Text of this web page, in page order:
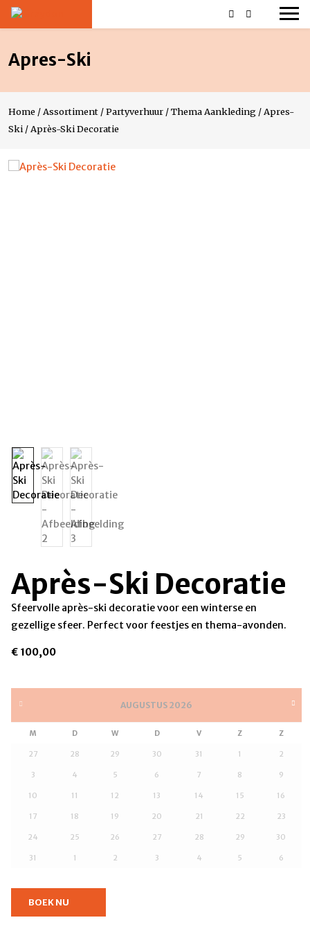
Apres-Ski
Home / Assortiment /Partyverhuur /Thema Aankleding / Apres-
Ski / Après-Ski Decoratie
Après-Ski Decoratie
Sfeervolle après-ski decoratie voor een winterse en
gezellige sfeer. Perfect voor feestjes en thema-avonden.
€ 100,00
AUGUSTUS 2026
M D W D V Z Z
27 28 29 30 31 1 2
3 4 5 6 7 8 9
10 11 12 13 14 15 16
17 18 19 20 21 22 23
24 25 26 27 28 29 30
31 1 2 3 4 5 6
BOEK NU